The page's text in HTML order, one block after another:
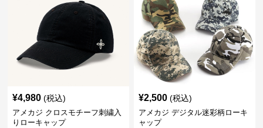
¥4,980 (税込)
アメカジ クロスモチーフ刺繍入
りローキャップ
¥2,500 (税込)
アメカジ デジタル迷彩柄ローキ
ャップ